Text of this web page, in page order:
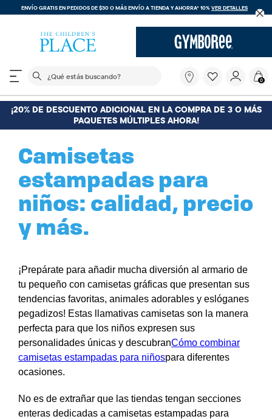
ENVÍO GRATIS EN PEDIDOS DE $30 O MÁSENVÍO A TIENDA Y AHORRA* 10%VER DETALLES
El siguiente campo de búsqueda filtra las
buscando?
0
¡20% DE DESCUENTO ADICIONAL EN LA COMPRA DE 3 O MÁS
PAQUETES MÚLTIPLES AHORA!
Camisetas
estampadas para
niños: calidad, precio
y más.
¡Prepárate para añadir mucha diversión al armario de
tu pequeño con camisetas gráficas que presentan sus
tendencias favoritas, animales adorables y eslóganes
pegadizos! Estas llamativas camisetas son la manera
perfecta para que los niños expresen sus
personalidades únicas y descubranCómo combinar
camisetas estampadas para niñospara diferentes
ocasiones.
No es de extrañar que las tiendas tengan secciones
enteras dedicadas a camisetas estampadas para